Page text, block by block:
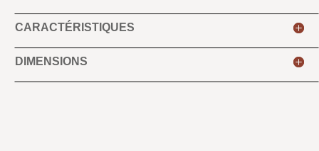
CARACTÉRISTIQUES
DIMENSIONS